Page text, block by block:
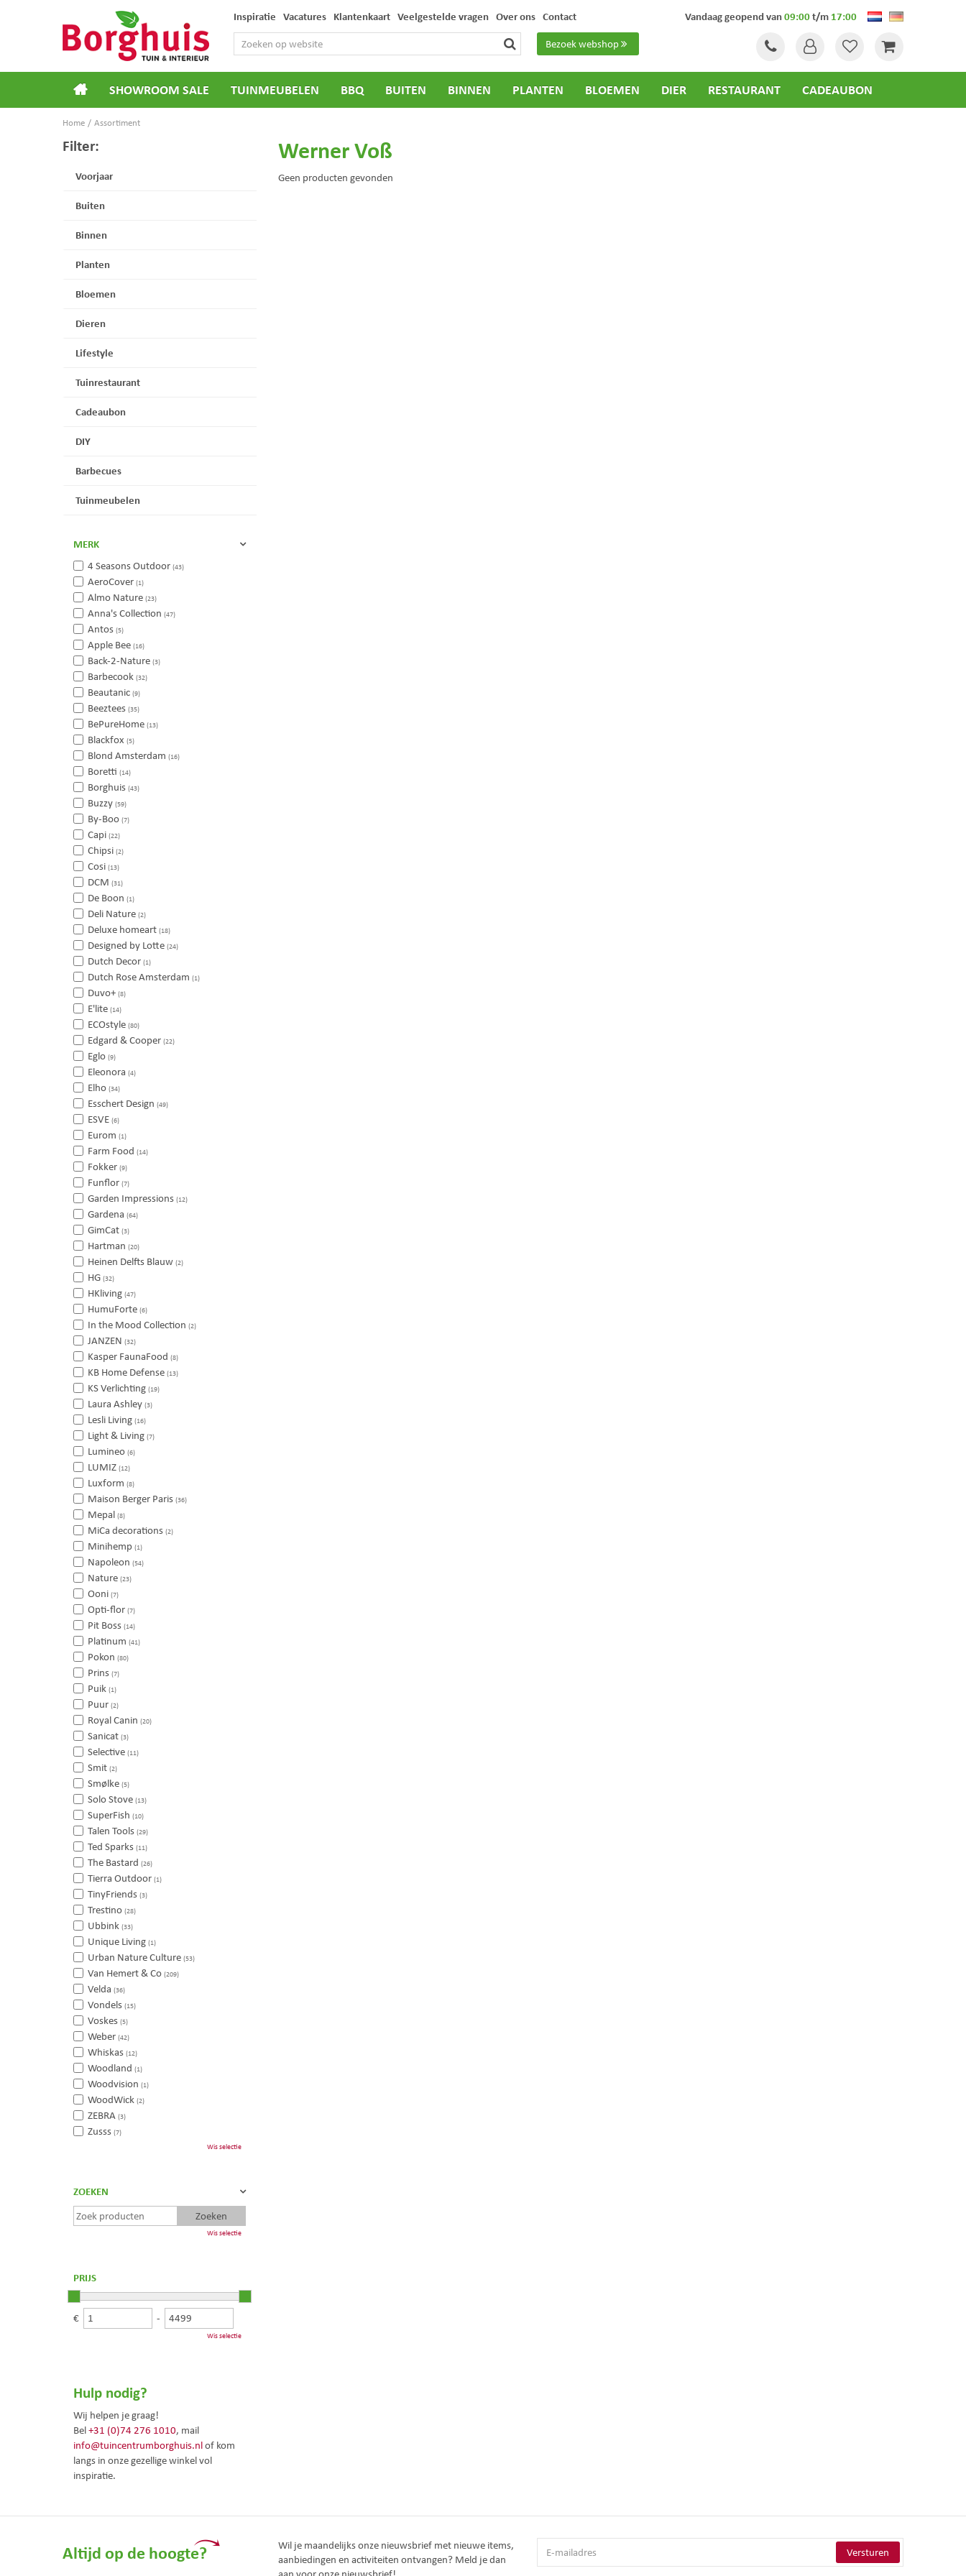
Home Assortiment
Bezoek webshop
Inspiratie Vacatures Klantenkaart Veelgestelde vragen Over ons Contact Vandaag geopend van09:00t/m17:00
SHOWROOM SALE TUINMEUBELEN BBQ BUITEN BINNEN PLANTEN BLOEMEN DIER RESTAURANT CADEAUBON
Werner Voß
Geen producten gevonden
Filter:
Voorjaar
Buiten
Binnen
Planten
Bloemen
Dieren
Lifestyle
Tuinrestaurant
Cadeaubon
DIY
Barbecues
Tuinmeubelen
MERK
4 Seasons Outdoor (43)
AeroCover (1)
Almo Nature (23)
Anna's Collection (47)
Antos (5)
Apple Bee (16)
Back-2-Nature (3)
Barbecook (32)
Beautanic (9)
Beeztees (35)
BePureHome (13)
Blackfox (5)
Blond Amsterdam (16)
Boretti (14)
Borghuis (43)
Buzzy (59)
By-Boo (7)
Capi (22)
Chipsi (2)
Cosi (13)
DCM (31)
De Boon (1)
Deli Nature (2)
Deluxe homeart (18)
Designed by Lotte (24)
Dutch Decor (1)
Dutch Rose Amsterdam (1)
Duvo+ (8)
E'lite (14)
ECOstyle (80)
Edgard & Cooper (22)
Eglo (9)
Eleonora (4)
Elho (34)
Esschert Design (49)
ESVE (6)
Eurom (1)
Farm Food (14)
Fokker (9)
Funflor (7)
Garden Impressions (12)
Gardena (64)
GimCat (3)
Hartman (20)
Heinen Delfts Blauw (2)
HG (32)
HKliving (47)
HumuForte (6)
In the Mood Collection (2)
JANZEN (32)
Kasper FaunaFood (8)
KB Home Defense (13)
KS Verlichting (19)
Laura Ashley (3)
Lesli Living (16)
Light & Living (7)
Lumineo (6)
LUMIZ (12)
Luxform (8)
Maison Berger Paris (36)
Mepal (8)
MiCa decorations (2)
Minihemp (1)
Napoleon (54)
Nature (23)
Ooni (7)
Opti-flor (7)
Pit Boss (14)
Platinum (41)
Pokon (80)
Prins (7)
Puik (1)
Puur (2)
Royal Canin (20)
Sanicat (3)
Selective (11)
Smit (2)
Smølke (5)
Solo Stove (13)
SuperFish (10)
Talen Tools (29)
Ted Sparks (11)
The Bastard (26)
Tierra Outdoor (1)
TinyFriends (3)
Trestino (28)
Ubbink (33)
Unique Living (1)
Urban Nature Culture (53)
Van Hemert & Co (209)
Velda (36)
Vondels (15)
Voskes (5)
Weber (42)
Whiskas (12)
Woodland (1)
Woodvision (1)
WoodWick (2)
ZEBRA (3)
Zusss (7)
Wis selectie
ZOEKEN
Wis selectie
PRIJS
€ -
Wis selectie
Hulp nodig?
Wij helpen je graag!
Bel+31 (0)74 276 1010, mail
info@tuincentrumborghuis.nlof kom
langs in onze gezellige winkel vol
inspiratie.
Altijd op de hoogte?
Wil je maandelijks onze nieuwsbrief met nieuwe items,
aanbiedingen en activiteiten ontvangen? Meld je dan